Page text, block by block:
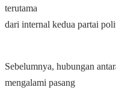
terutama
dari internal kedua partai
Sebelumnya, hubungan
mengalami pasang